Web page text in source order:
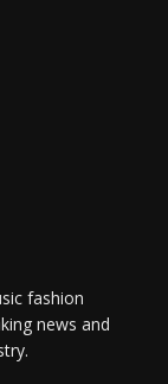
fashion
news and